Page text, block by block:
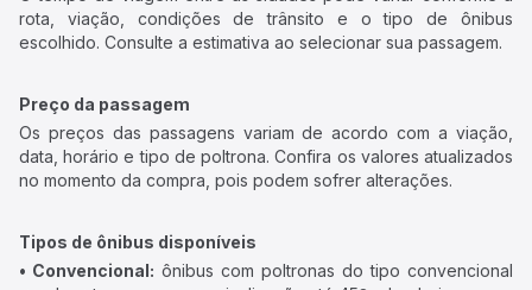
rota, viação, condições de trânsito e o tipo de ônibus
escolhido. Consulte a estimativa ao selecionar sua passagem.
Preço da passagem
Os preços das passagens variam de acordo com a viação,
data, horário e tipo de poltrona. Confira os valores atualizados
no momento da compra, pois podem sofrer alterações.
Tipos de ônibus disponíveis
• Convencional: ônibus com poltronas do tipo convencional